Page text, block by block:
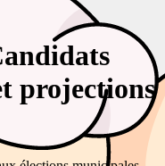
projections